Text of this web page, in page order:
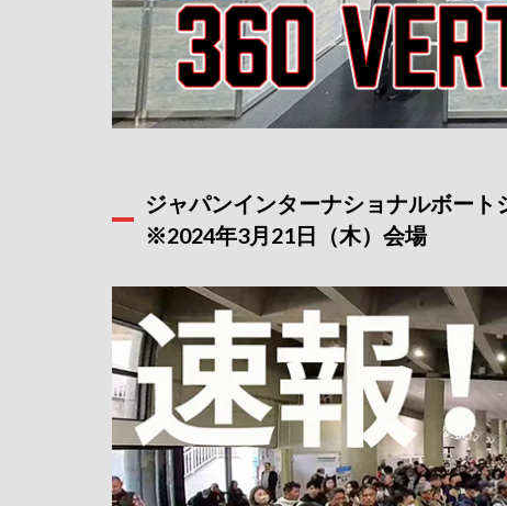
ジャパンインターナショナルボート
※2024年3月21日（木）会場